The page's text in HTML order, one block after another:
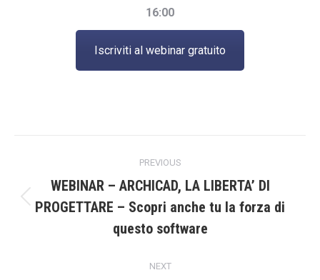
16:00
Iscriviti al webinar gratuito
navigation
PREVIOUS
Previous
post:
WEBINAR – ARCHICAD, LA LIBERTA’ DI
PROGETTARE – Scopri anche tu la forza di
questo software
NEXT